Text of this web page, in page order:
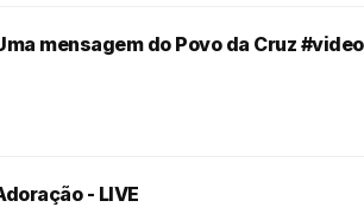
mensagem do Povo da Cruz #video
- LIVE